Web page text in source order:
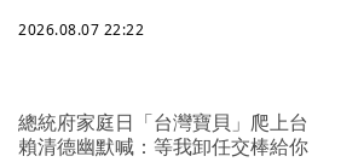
2026.08.07 22:22
總統府家庭日「台灣寶貝」爬上台
賴清德幽默喊：等我卸任交棒給你